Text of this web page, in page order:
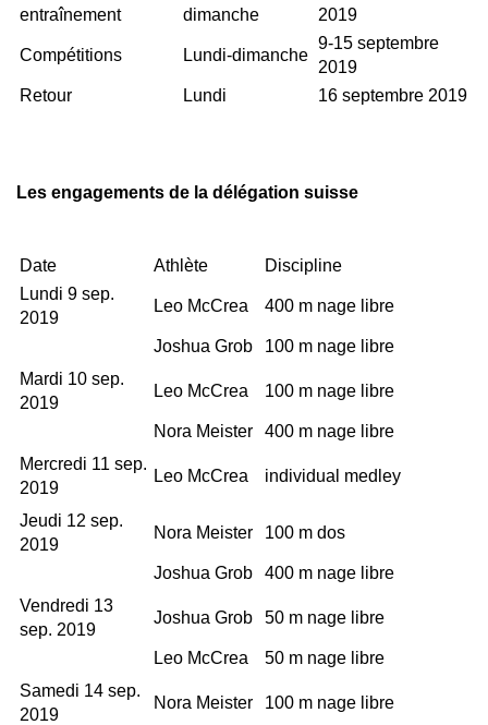
entraînement dimanche 2019
Compétitions Lundi-dimanche
9-15 septembre
2019
Retour
Lundi 16 septembre 2019
Les engagements de la délégation suisse
Date Athlète
Discipline
Lundi 9 sep.
2019
Leo McCrea 400 m nage libre
Joshua Grob
100 m nage libre
Mardi 10 sep.
2019
Leo McCrea 100 m nage libre
Nora Meister
400 m nage libre
Mercredi 11 sep.
2019
Leo McCrea individual medley
Jeudi 12 sep.
2019
Nora Meister 100 m dos
Joshua Grob
400 m nage libre
Vendredi 13
sep. 2019
Joshua Grob 50 m nage libre
Leo McCrea
50 m nage libre
Samedi 14 sep.
2019
Nora Meister 100 m nage libre